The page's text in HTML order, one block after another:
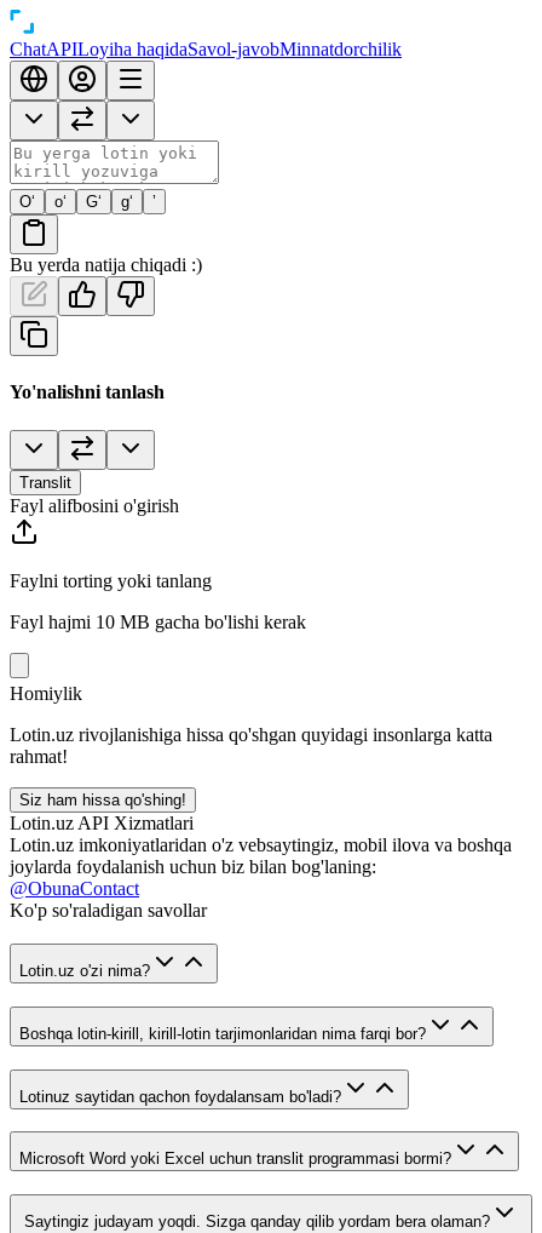
ChatAPILoyiha haqidaSavol-javobMinnatdorchilik
O‘ o‘ G‘ g‘ ’
Bu yerda natija chiqadi :)
Yo'nalishni tanlash
Translit
Fayl alifbosini o'girish
Faylni torting yoki tanlang
Fayl hajmi 10 MB gacha bo'lishi kerak
Homiylik
Lotin.uz rivojlanishiga hissa qo'shgan quyidagi insonlarga katta
rahmat!
Siz ham hissa qo'shing!
Lotin.uz API Xizmatlari
Lotin.uz imkoniyatlaridan o'z vebsaytingiz, mobil ilova va boshqa
joylarda foydalanish uchun biz bilan bog'laning:
@ObunaContact
Ko'p so'raladigan savollar
Lotin.uz o'zi nima?
Boshqa lotin-kirill, kirill-lotin tarjimonlaridan nima farqi bor?
Lotinuz saytidan qachon foydalansam bo'ladi?
Microsoft Word yoki Excel uchun translit programmasi bormi?
Saytingiz judayam yoqdi. Sizga qanday qilib yordam bera olaman?